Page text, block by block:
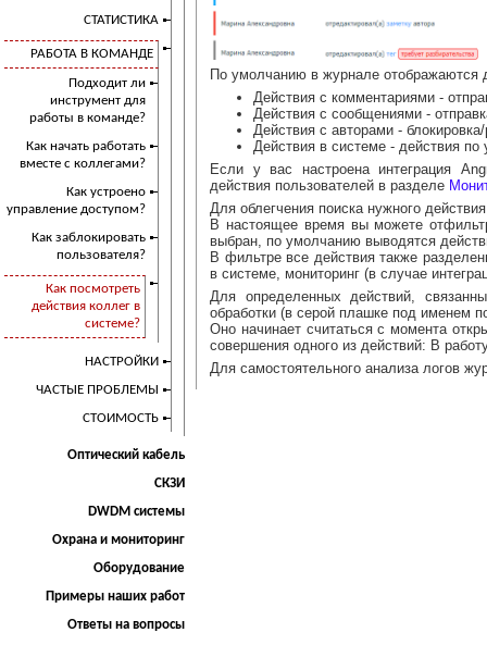
СТАТИСТИКА
РАБОТА В КОМАНДЕ
Подходит ли
инструмент для
работы в команде?
Как начать работать
вместе с коллегами?
Как устроено
управление доступом?
Как заблокировать
пользователя?
Как посмотреть
действия коллег в
системе?
НАСТРОЙКИ
ЧАСТЫЕ ПРОБЛЕМЫ
СТОИМОСТЬ
Оптический кабель
СКЗИ
DWDM системы
Охрана и мониторинг
Оборудование
Примеры наших работ
Ответы на вопросы
По умолчанию в журнале отображаются
Действия с комментариями -
Действия с сообщениями -
Действия с авторами -
Действия в системе - действия
Если у вас настроена интеграция
действия пользователей в разделе
Для облегчения поиска нужного
В настоящее время вы можете
выбран, по умолчанию выводятся
В фильтре все действия также
в системе, мониторинг (в случае
Для определенных действий,
обработки (в серой плашке под именем
Оно начинает считаться с момента
совершения одного из действий: В
Для самостоятельного анализа логов